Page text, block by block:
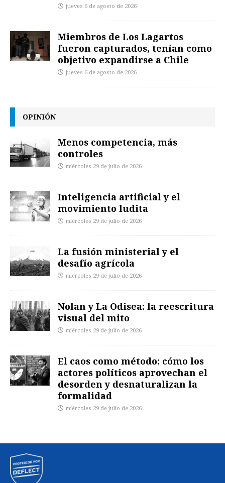
jueves 6 de agosto de 2026
Miembros de Los Lagartos
fueron capturados, tenían como
objetivo expandirse a Chile
jueves 6 de agosto de 2026
OPINIÓN
Menos competencia, más
controles
miércoles 29 de julio de 2026
Inteligencia artificial y el
movimiento ludita
miércoles 29 de julio de 2026
La fusión ministerial y el
desafío agrícola
miércoles 29 de julio de 2026
Nolan y La Odisea: la reescritura
visual del mito
miércoles 29 de julio de 2026
El caos como método: cómo los
actores políticos aprovechan el
desorden y desnaturalizan la
formalidad
miércoles 29 de julio de 2026